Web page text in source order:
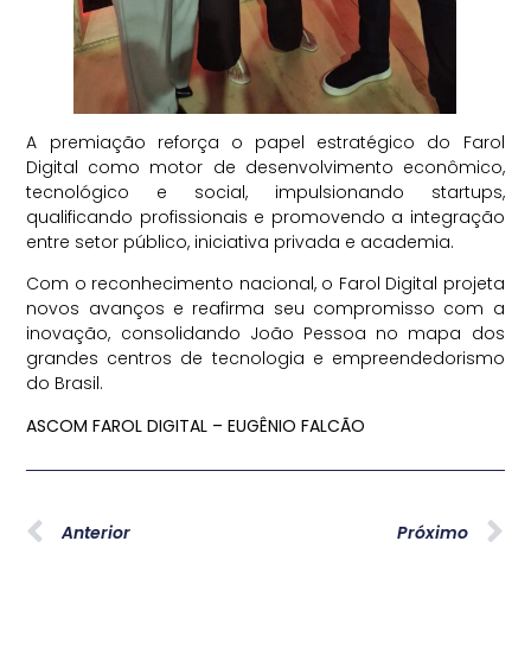
A premiação reforça o papel estratégico do Farol
Digital como motor de desenvolvimento econômico,
tecnológico e social, impulsionando startups,
qualificando profissionais e promovendo a integração
entre setor público, iniciativa privada e academia.
Com o reconhecimento nacional, o Farol Digital projeta
novos avanços e reafirma seu compromisso com a
inovação, consolidando João Pessoa no mapa dos
grandes centros de tecnologia e empreendedorismo
do Brasil.
ASCOM FAROL DIGITAL – EUGÊNIO FALCÃO
Anterior Próximo